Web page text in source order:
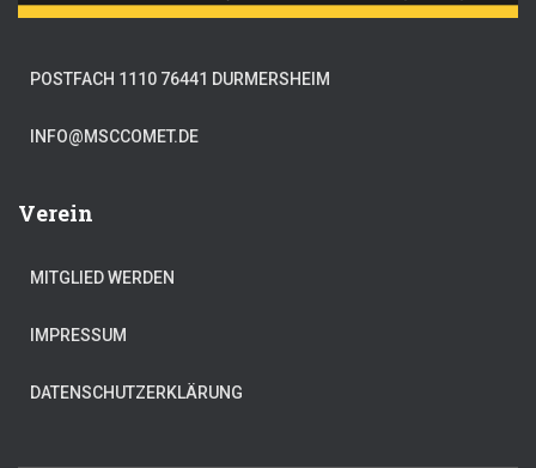
POSTFACH 1110 76441 DURMERSHEIM
INFO@MSCCOMET.DE
Verein
MITGLIED WERDEN
IMPRESSUM
DATENSCHUTZERKLÄRUNG